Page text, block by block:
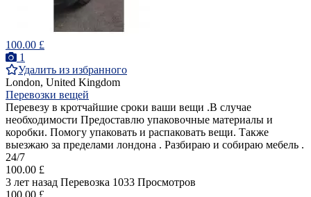
100.00 £
1
Удалить из избранного
London, United Kingdom
Перевозки вещей
Перевезу в кротчайшие сроки ваши вещи .В случае
необходимости Предоставлю упаковочные материалы и
коробки. Помогу упаковать и распаковать вещи. Также
выезжаю за пределами лондона . Разбираю и собираю мебель .
24/7
100.00 £
3 лет назад Перевозка 1033 Просмотров